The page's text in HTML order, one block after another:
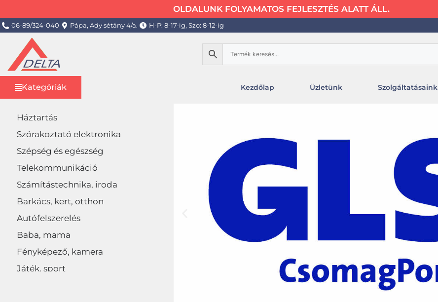
OLDALUNK FOLYAMATOS FEJLESZTÉS ALATT ÁLL.
06-89/324-040 Pápa, Ady sétány 4/a. H-P: 8-17-ig, Szo: 8-12-ig
Kategóriák Kezdőlap Üzletünk Szolgáltatásaink
Háztartás
Szórakoztató elektronika
Szépség és egészség
Telekommunikáció
Számítástechnika, iroda
Barkács, kert, otthon
Autófelszerelés
Baba, mama
Fényképező, kamera
Játék, sport